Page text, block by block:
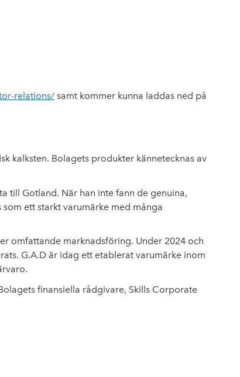
relations/ samt kommer kunna laddas ned på
kalksten. Bolagets produkter kännetecknas av
till Gotland. När han inte fann de genuina,
ett starkt varumärke med många
omfattande marknadsföring. Under 2024 och
G.A.D är idag ett etablerat varumärke inom
finansiella rådgivare, Skills Corporate